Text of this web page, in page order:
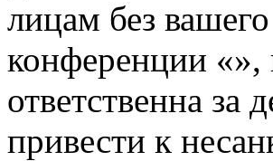
лицам без
конференции
ответственна за
привести к